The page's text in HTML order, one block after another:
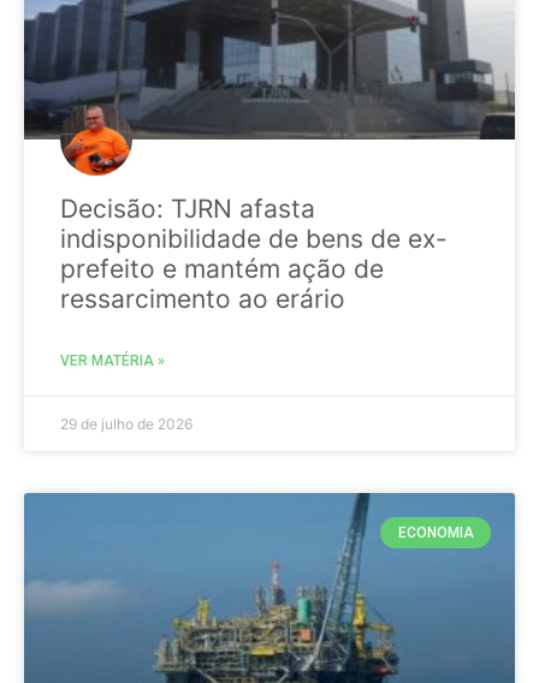
Decisão: TJRN afasta
indisponibilidade de bens de ex-
prefeito e mantém ação de
ressarcimento ao erário
VER MATÉRIA »
29 de julho de 2026
ECONOMIA